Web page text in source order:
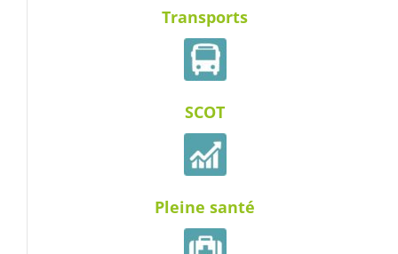
Transports
SCOT
Pleine santé